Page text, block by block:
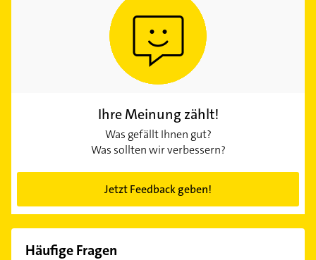
Ihre Meinung zählt!
Was gefällt Ihnen gut?
Was sollten wir verbessern?
Jetzt Feedback geben!
Häufige Fragen